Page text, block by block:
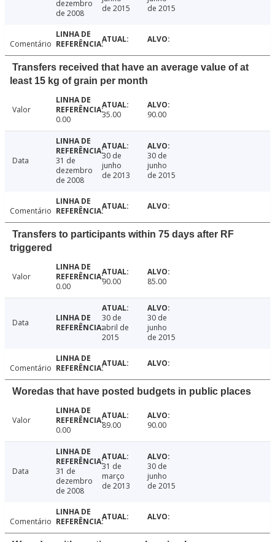
dezembro
de 2008
de 2015
de 2015
Comentário
Transfers received that have an average value of at
least 15 kg of grain per month
Valor
0.00
35.00 90.00
Data
31 de
dezembro
de 2008
30 de
junho
de 2013
30 de
junho
de 2015
Comentário
Transfers to participants within 75 days after RF
triggered
Valor
0.00
90.00 85.00
Data
30 de
abril de
2015
30 de
junho
de 2015
Comentário
Woredas that have posted budgets in public places
Valor
0.00
89.00 90.00
Data
31 de
dezembro
de 2008
31 de
março
de 2013
30 de
junho
de 2015
Comentário